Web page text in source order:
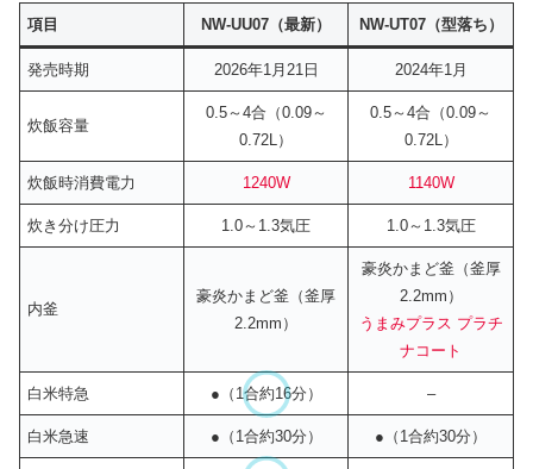
項目 NW-UU07（最新） NW-UT07（型落ち）
発売時期 2026年1月21日 2024年1月
炊飯容量
0.5～4合（0.09～
0.72L）
0.5～4合（0.09～
0.72L）
炊飯時消費電力 1240W 1140W
炊き分け圧力 1.0～1.3気圧 1.0～1.3気圧
内釜
豪炎かまど釜（釜厚
2.2mm）
豪炎かまど釜（釜厚
2.2mm）
うまみプラス プラチ
ナコート
白米特急 ●（1合約16分） –
白米急速 ●（1合約30分） ●（1合約30分）